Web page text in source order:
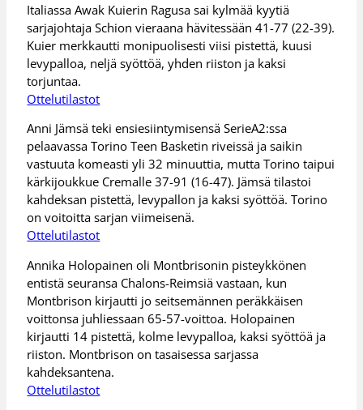
Italiassa Awak Kuierin Ragusa sai kylmää kyytiä
sarjajohtaja Schion vieraana hävitessään 41-77 (22-39).
Kuier merkkautti monipuolisesti viisi pistettä, kuusi
levypalloa, neljä syöttöä, yhden riiston ja kaksi
torjuntaa.
Ottelutilastot
Anni Jämsä teki ensiesiintymisensä SerieA2:ssa
pelaavassa Torino Teen Basketin riveissä ja saikin
vastuuta komeasti yli 32 minuuttia, mutta Torino taipui
kärkijoukkue Cremalle 37-91 (16-47). Jämsä tilastoi
kahdeksan pistettä, levypallon ja kaksi syöttöä. Torino
on voitoitta sarjan viimeisenä.
Ottelutilastot
Annika Holopainen oli Montbrisonin pisteykkönen
entistä seuransa Chalons-Reimsiä vastaan, kun
Montbrison kirjautti jo seitsemännen peräkkäisen
voittonsa juhliessaan 65-57-voittoa. Holopainen
kirjautti 14 pistettä, kolme levypalloa, kaksi syöttöä ja
riiston. Montbrison on tasaisessa sarjassa
kahdeksantena.
Ottelutilastot